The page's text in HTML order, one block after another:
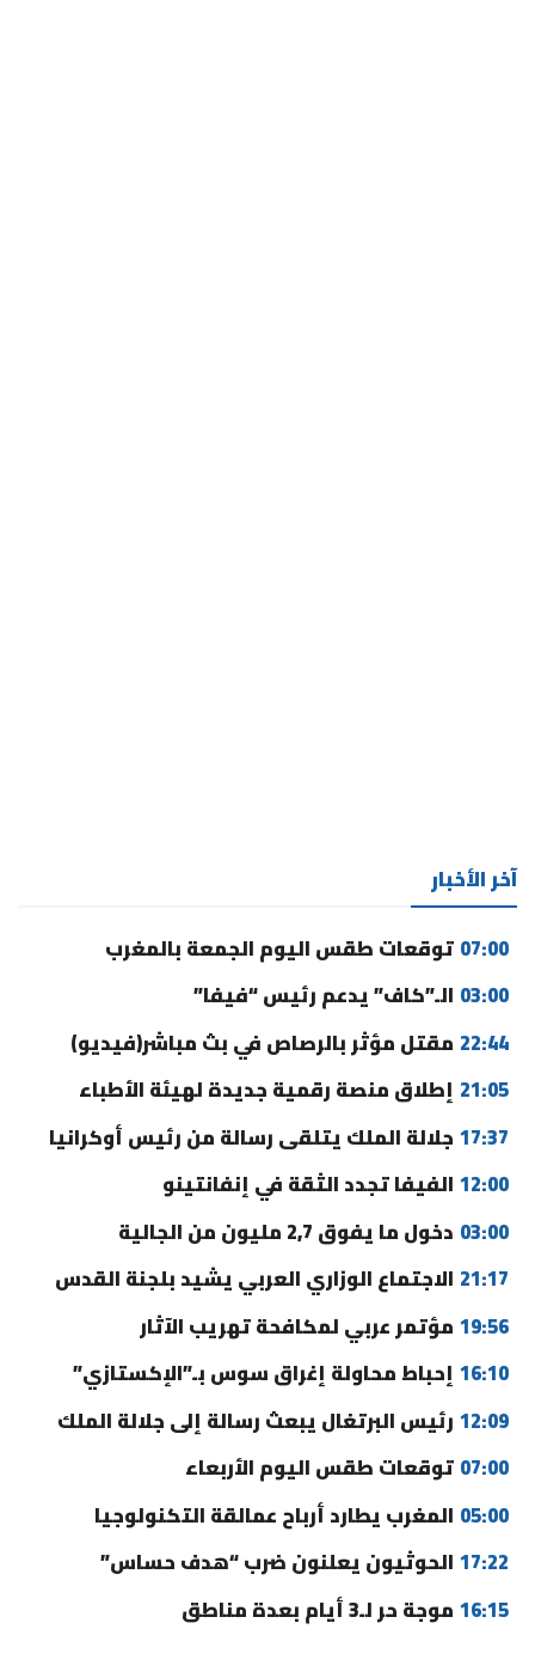
آخر الأخبار
07:00 توقعات طقس اليوم الجمعة بالمغرب
03:00 الـ”كاف” يدعم رئيس “فيفا”
22:44 مقتل مؤثر بالرصاص في بث مباشر(فيديو)
21:05 إطلاق منصة رقمية جديدة لهيئة الأطباء
17:37 جلالة الملك يتلقى رسالة من رئيس أوكرانيا
12:00 الفيفا تجدد الثقة في إنفانتينو
03:00 دخول ما يفوق 2,7 مليون من الجالية
21:17 الاجتماع الوزاري العربي يشيد بلجنة القدس
19:56 مؤتمر عربي لمكافحة تهريب الآثار
16:10 إحباط محاولة إغراق سوس بـ”الإكستازي”
12:09 رئيس البرتغال يبعث رسالة إلى جلالة الملك
07:00 توقعات طقس اليوم الأربعاء
05:00 المغرب يطارد أرباح عمالقة التكنولوجيا
17:22 الحوثيون يعلنون ضرب “هدف حساس”
16:15 موجة حر لـ3 أيام بعدة مناطق